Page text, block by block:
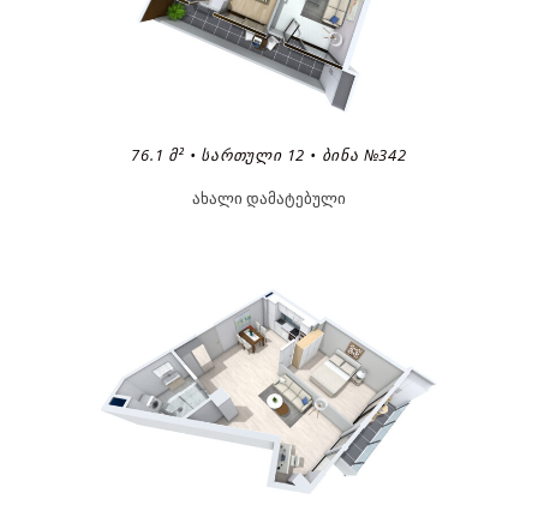
76.1 Მ² • ᲡᲐᲠᲗᲣᲚᲘ 12 • ᲑᲘᲜᲐ №342
ახალი დამატებული